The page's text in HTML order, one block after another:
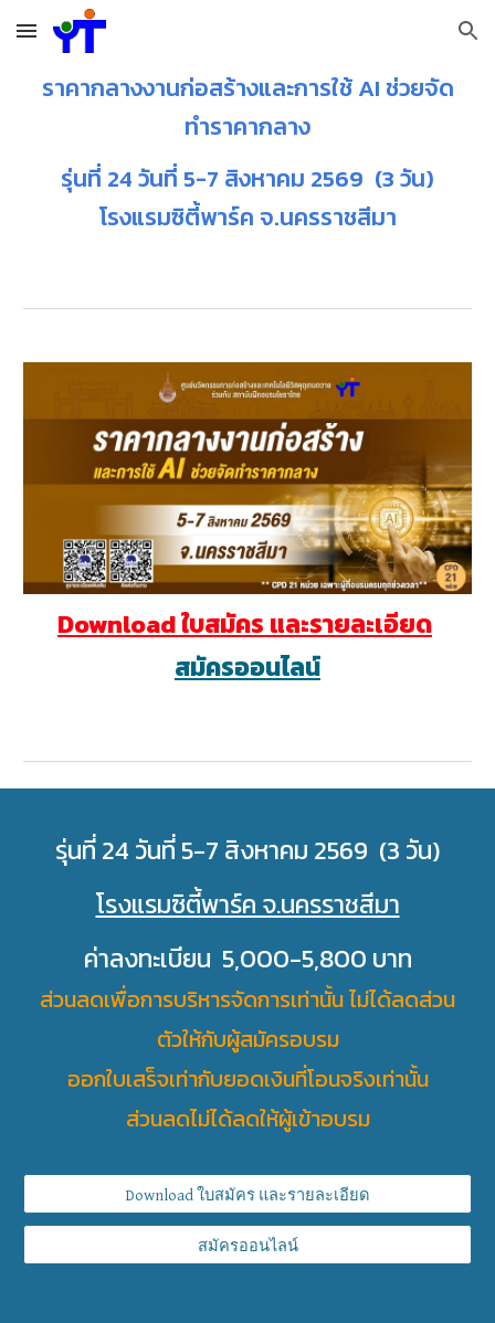
Skip to main content Skip to navigation
ราคากลางงานก่อสร้างและการใช้ AI ช่วยจัด
ทำราคากลาง
รุ่นที่ 24 วันที่ 5-7 สิงหาคม 2569 (3 วัน)
โรงแรมซิตี้พาร์ค จ.นครราชสีมา
Download ใบสมัคร และรายละเอียด
สมัครออนไลน์
รุ่นที่ 24 วันที่ 5-7 สิงหาคม 2569 (3 วัน)
โรงแรมซิตี้พาร์ค จ.นครราชสีมา
ค่าลงทะเบียน 5,000-5,800 บาท
ส่วนลดเพื่อการบริหารจัดการเท่านั้น ไม่ได้ลดส่วน
ตัวให้กับผู้สมัครอบรม
ออกใบเสร็จเท่ากับยอดเงินที่โอนจริงเท่านั้น
ส่วนลดไม่ได้ลดให้ผู้เข้าอบรม
Download ใบสมัคร และรายละเอียด
สมัครออนไลน์